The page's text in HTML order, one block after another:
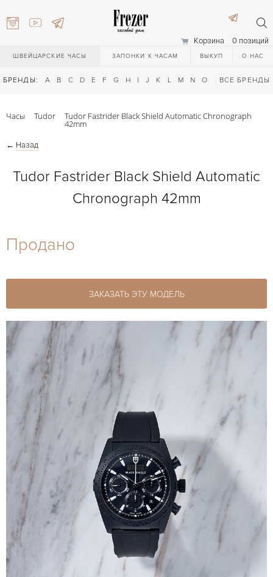
Корзина 0 позиций
ШВЕЙЦАРСКИЕ ЧАСЫ ЗАПОНКИ К ЧАСАМ ВЫКУП О НАС
БРЕНДЫ: A B C D E F G H I J K L M N O Q R S T
ВСЕ БРЕНДЫ
27-44
Часы Tudor Tudor Fastrider Black Shield Automatic Chronograph
42mm
← Назад
Tudor Fastrider Black Shield Automatic
Chronograph 42mm
Продано
ЗАКАЗАТЬ ЭТУ МОДЕЛЬ